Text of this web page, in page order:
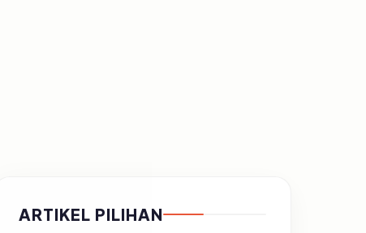
ARTIKEL PILIHAN